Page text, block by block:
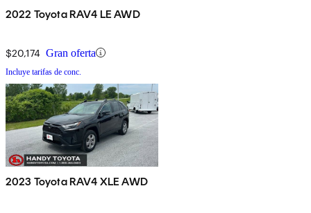
2022 Toyota RAV4 LE AWD
$20,174 Gran oferta
Incluye tarifas de conc.
2023 Toyota RAV4 XLE AWD